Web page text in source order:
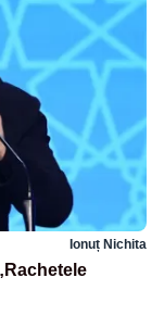
Ionuț Nichita